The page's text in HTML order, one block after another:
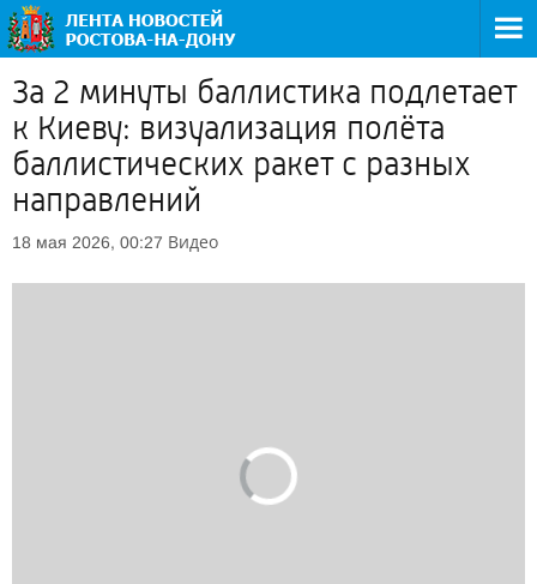
За 2 минуты баллистика подлетает
к Киеву: визуализация полёта
баллистических ракет с разных
направлений
18 мая 2026, 00:27 Видео